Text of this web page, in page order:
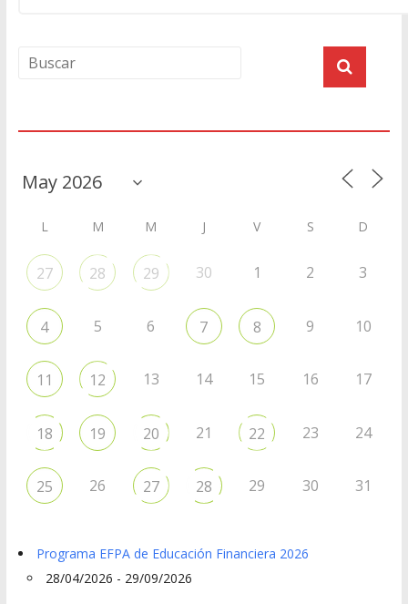
L M M J V S D
27 28 29 30 1 2 3
4 5 6 7 8 9 10
11 12 13 14 15 16 17
18 19 20 21 22 23 24
25 26 27 28 29 30 31
Programa EFPA de Educación Financiera 2026
28/04/2026 - 29/09/2026